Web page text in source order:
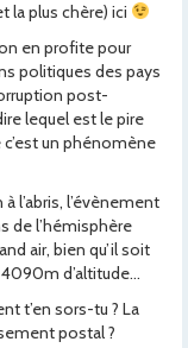
la plus chère) ici
en profite pour
politiques des pays
post-
lequel est le pire
c’est un phénomène
l’abris, l’évènement
de l’hémisphère
air, bien qu’il soit
d’altitude…
t’en sors-tu ? La
postal ?